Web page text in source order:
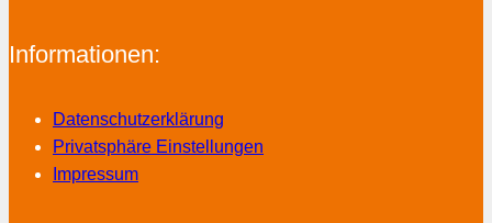
Informationen:
Datenschutzerklärung
Privatsphäre Einstellungen
Impressum